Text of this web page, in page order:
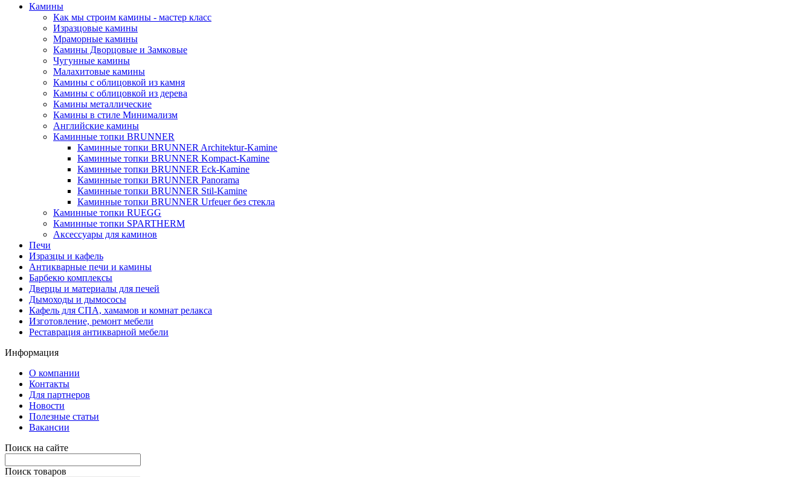
Камины
Как мы строим камины - мастер класс
Изразцовые камины
Мраморные камины
Камины Дворцовые и Замковые
Чугунные камины
Малахитовые камины
Камины с облицовкой из камня
Камины с облицовкой из дерева
Камины металлические
Камины в стиле Минимализм
Английские камины
Каминные топки BRUNNER
Каминные топки BRUNNER Architektur-Kamine
Каминные топки BRUNNER Kompact-Kamine
Каминные топки BRUNNER Eck-Kamine
Каминные топки BRUNNER Panorama
Каминные топки BRUNNER Stil-Kamine
Каминные топки BRUNNER Urfeuer без стекла
Каминные топки RUEGG
Каминные топки SPARTHERM
Аксессуары для каминов
Печи
Изразцы и кафель
Антикварные печи и камины
Барбекю комплексы
Дверцы и материалы для печей
Дымоходы и дымососы
Кафель для СПА, хамамов и комнат релакса
Изготовление, ремонт мебели
Реставрация антикварной мебели
Информация
О компании
Контакты
Для партнеров
Новости
Полезные статьи
Вакансии
Поиск на сайте
Поиск товаров